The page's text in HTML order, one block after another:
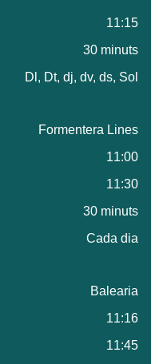
11:15
30 minuts
Dl, Dt, dj, dv, ds, Sol
Formentera Lines
11:00
11:30
30 minuts
Cada dia
Balearia
11:16
11:45